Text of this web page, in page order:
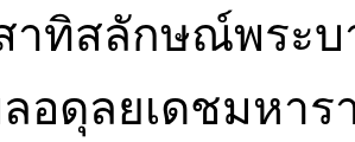
าทิสลักษณ์พระบ
อดุลยเดชมหา